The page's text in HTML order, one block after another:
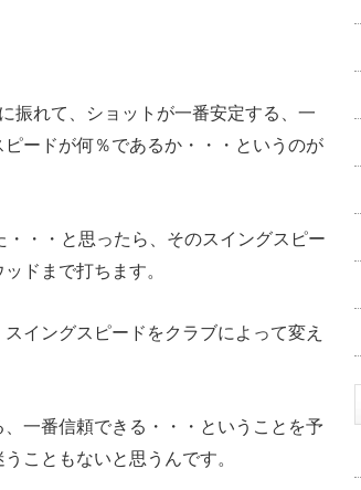
振れて、ショットが一番安定する、一
ードが何％であるか・・・というのが
・・と思ったら、そのスイングスピー
ドまで打ちます。
イングスピードをクラブによって変え
一番信頼できる・・・ということを予
こともないと思うんです。